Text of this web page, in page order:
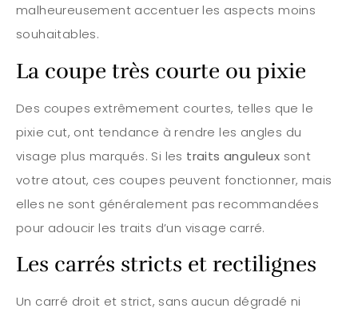
malheureusement accentuer les aspects moins
souhaitables.
La coupe très courte ou pixie
Des coupes extrêmement courtes, telles que le
pixie cut, ont tendance à rendre les angles du
visage plus marqués. Si les traits anguleux sont
votre atout, ces coupes peuvent fonctionner, mais
elles ne sont généralement pas recommandées
pour adoucir les traits d’un visage carré.
Les carrés stricts et rectilignes
Un carré droit et strict, sans aucun dégradé ni